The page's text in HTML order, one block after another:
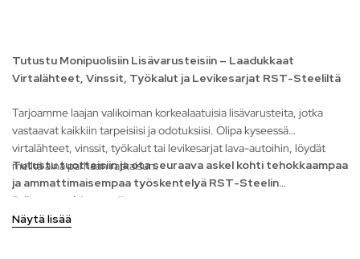
Tutustu Monipuolisiin Lisävarusteisiin – Laadukkaat
Virtalähteet, Vinssit, Työkalut ja Levikesarjat RST-Steeliltä
Tarjoamme laajan valikoiman korkealaatuisia lisävarusteita, jotka
vastaavat kaikkiin tarpeisiisi ja odotuksiisi. Olipa kyseessä
virtalähteet, vinssit, työkalut tai levikesarjat lava-autoihin, löydät
meiltä aina parhaan ratkaisun.
Tutustu tuotteisiin ja ota seuraava askel kohti tehokkaampaa
ja ammattimaisempaa työskentelyä RST-Steelin
lisävarusteiden avulla.
Näytä lisää